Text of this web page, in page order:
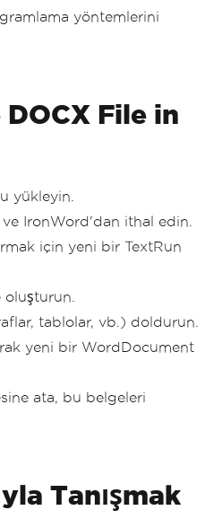
yöntemlerini
File in
yükleyin.
ve IronWord'dan ithal edin.
için yeni bir TextRun
tablolar, vb.) doldurun.
yeni bir WordDocument
ata, bu belgeleri
Tanışmak